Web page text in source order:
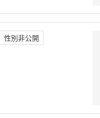
性別非公開